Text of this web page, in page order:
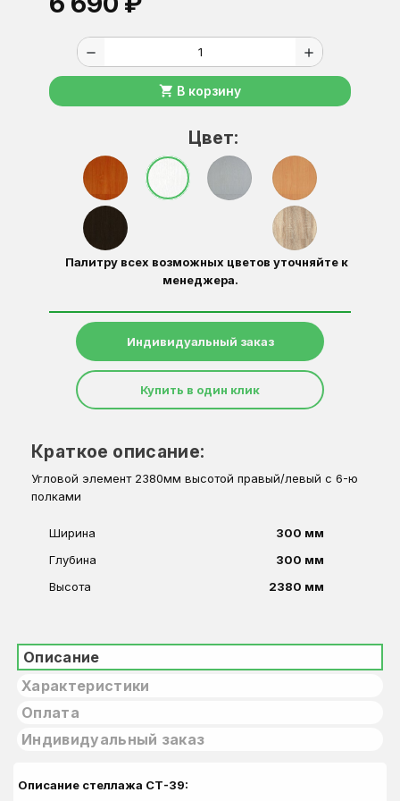
remove add
shopping_cart В корзину
Цвет:
Палитру всех возможных цветов уточняйте к
менеджера.
Индивидуальный заказ
Купить в один клик
Краткое описание:
Угловой элемент 2380мм высотой правый/левый с 6-ю
полками
Ширина
300 мм
Глубина
300 мм
Высота
2380 мм
Описание
Характеристики
Оплата
Индивидуальный заказ
Описание стеллажа СТ-39: